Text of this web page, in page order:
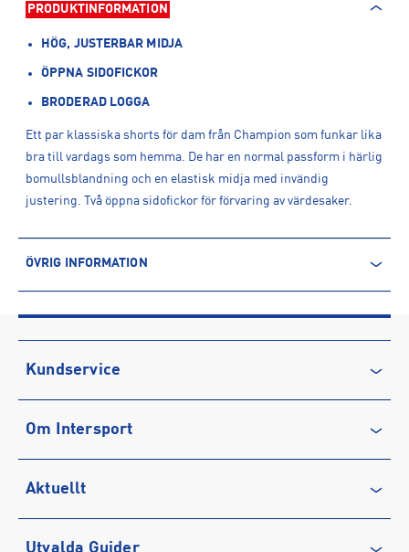
PRODUKTINFORMATION
HÖG, JUSTERBAR MIDJA
ÖPPNA SIDOFICKOR
BRODERAD LOGGA
Ett par klassiska shorts för dam från Champion som funkar lika
bra till vardags som hemma. De har en normal passform i härlig
bomullsblandning och en elastisk midja med invändig
justering. Två öppna sidofickor för förvaring av värdesaker.
ÖVRIG INFORMATION
Produktnummer: 1522751
Leverantörens produktnummer: 114926
Artikelnummer: 152275101-Black Beauty
Kundservice
Vanliga frågor & svar
Köpvillkor
Integritetspolicy
Medlemsvillkor
Om Intersport
Karriär på INTERSPORT
Aktuellt
Utvalda Guider